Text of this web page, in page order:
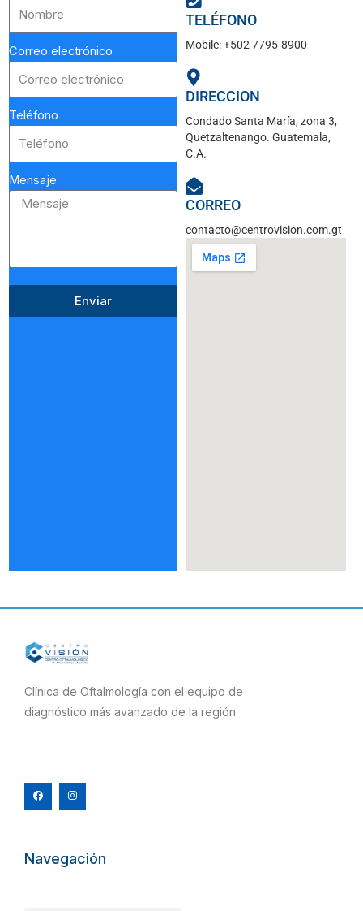
Correo electrónico
Teléfono
Mensaje
Enviar
TELÉFONO
Mobile: +502 7795-8900
DIRECCION
Condado Santa María, zona 3,
Quetzaltenango. Guatemala,
C.A.
CORREO
contacto@centrovision.com.gt
Clínica de Oftalmología con el equipo de
diagnóstico más avanzado de la región
c
e
b
o
s
t
a
g
Navegación